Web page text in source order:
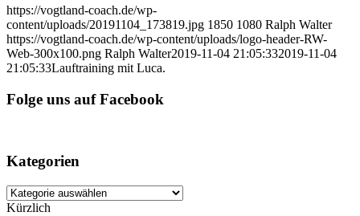
https://vogtland-coach.de/wp-
content/uploads/20191104_173819.jpg 1850 1080 Ralph Walter
https://vogtland-coach.de/wp-content/uploads/logo-header-RW-
Web-300x100.png Ralph Walter2019-11-04 21:05:332019-11-04
21:05:33Lauftraining mit Luca.
Folge uns auf Facebook
Kategorien
Kategorien
Kürzlich